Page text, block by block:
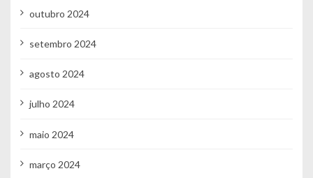
outubro 2024
setembro 2024
agosto 2024
julho 2024
maio 2024
março 2024